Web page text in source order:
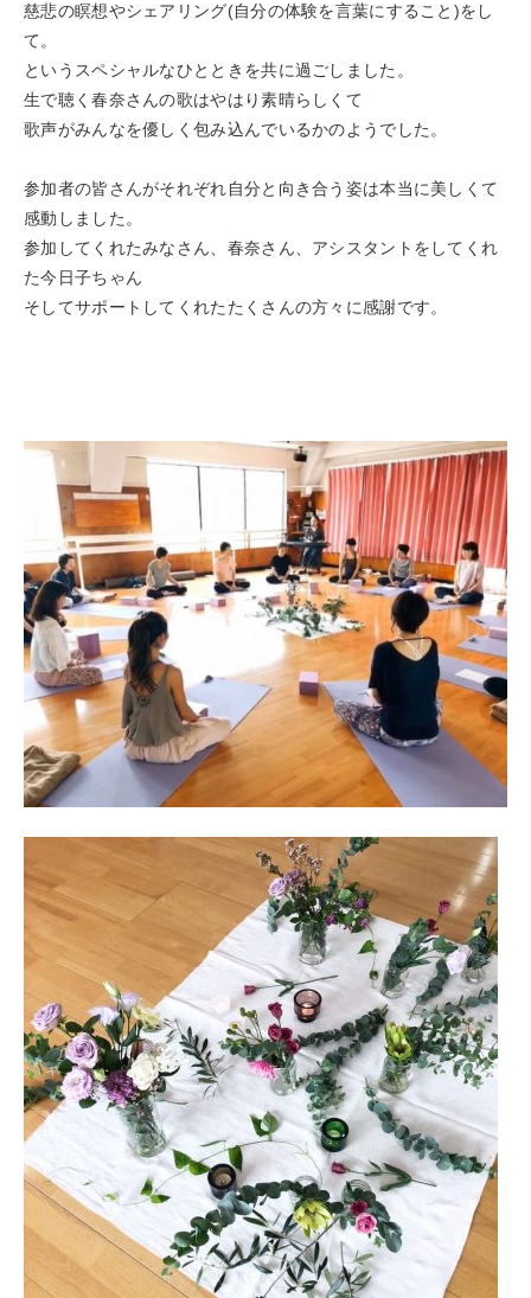
慈悲の瞑想やシェアリング(自分の体験を言葉にすること)をし
て。
というスペシャルなひとときを共に過ごしました。
生で聴く春奈さんの歌はやはり素晴らしくて
歌声がみんなを優しく包み込んでいるかのようでした。
参加者の皆さんがそれぞれ自分と向き合う姿は本当に美しくて
感動しました。
参加してくれたみなさん、春奈さん、アシスタントをしてくれ
た今日子ちゃん
そしてサポートしてくれたたくさんの方々に感謝です。